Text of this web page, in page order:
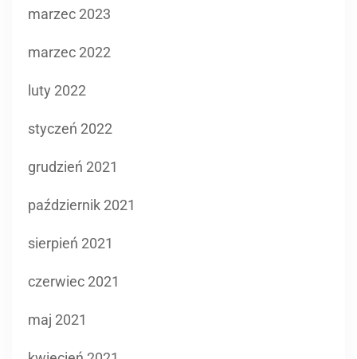
marzec 2023
marzec 2022
luty 2022
styczeń 2022
grudzień 2021
październik 2021
sierpień 2021
czerwiec 2021
maj 2021